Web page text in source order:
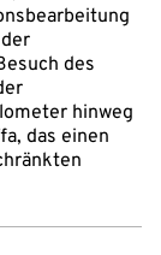
des
hinweg
das einen